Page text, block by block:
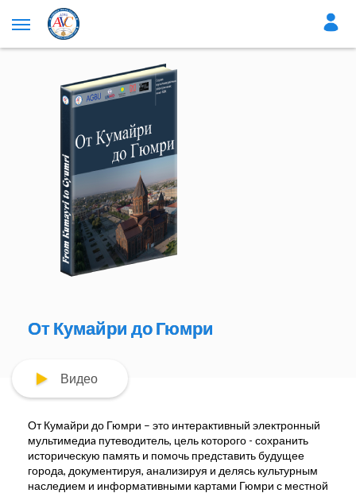
От Кумайри до Гюмри
Видео
От Кумайри до Гюмри – это интерактивный электронный
мультимедиa путеводитель, цель которого - сохранить
историческую память и помочь представить будущее
города, документируя, анализируя и делясь культурным
наследием и информативными картами Гюмри с местной